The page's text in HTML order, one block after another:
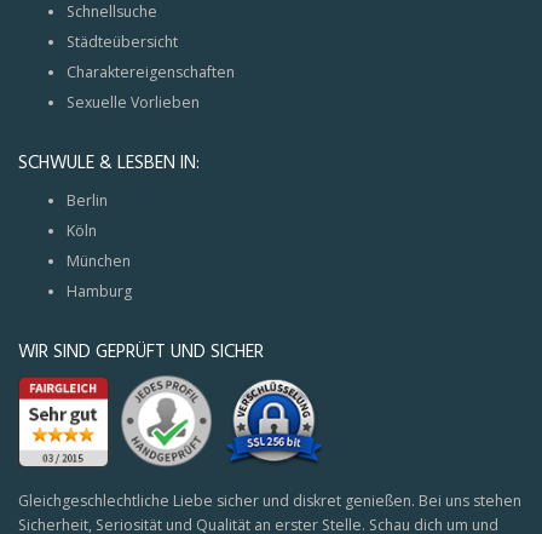
Schnellsuche
Städteübersicht
Charaktereigenschaften
Sexuelle Vorlieben
SCHWULE & LESBEN IN:
Berlin
Köln
München
Hamburg
WIR SIND GEPRÜFT UND SICHER
Gleichgeschlechtliche Liebe sicher und diskret genießen. Bei uns stehen
Sicherheit, Seriosität und Qualität an erster Stelle. Schau dich um und